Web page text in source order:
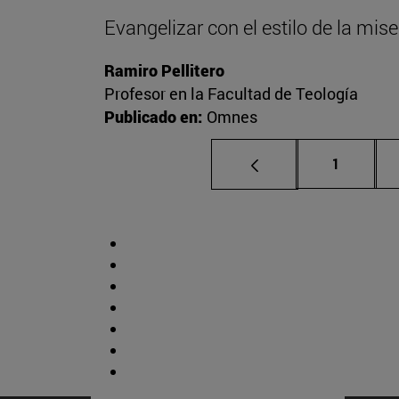
Evangelizar con el estilo de la
Ramiro Pellitero
Profesor en la Facultad de Teología
Publicado en: Omnes
Página
1